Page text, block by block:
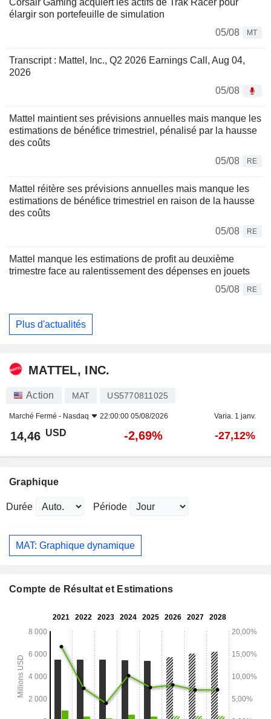
Corsair Gaming acquiert les actifs de Trak Racer pour
élargir son portefeuille de simulation
05/08
MT
Transcript : Mattel, Inc., Q2 2026 Earnings Call, Aug 04,
2026
05/08
Mattel maintient ses prévisions annuelles mais manque les
estimations de bénéfice trimestriel, pénalisé par la hausse
des coûts
05/08
RE
Mattel réitère ses prévisions annuelles mais manque les
estimations de bénéfice trimestriel en raison de la hausse
des coûts
05/08
RE
Mattel manque les estimations de profit au deuxième
trimestre face au ralentissement des dépenses en jouets
05/08
RE
Plus d'actualités
MATTEL, INC.
Action MAT US5770811025
Marché Fermé - Nasdaq 22:00:00 05/08/2026 Varia. 1 janv.
14,46 USD -2,69% -27,12%
Graphique
Durée Période
MAT: Graphique dynamique
Compte de Résultat et Estimations